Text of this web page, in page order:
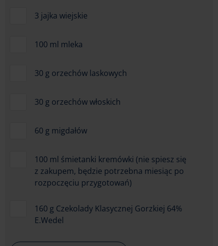
3 jajka wiejskie
100 ml mleka
30 g orzechów laskowych
30 g orzechów włoskich
60 g migdałów
100 ml śmietanki kremówki (nie spiesz się
z zakupem, będzie potrzebna miesiąc po
rozpoczęciu przygotowań)
160 g Czekolady Klasycznej Gorzkiej 64%
E.Wedel